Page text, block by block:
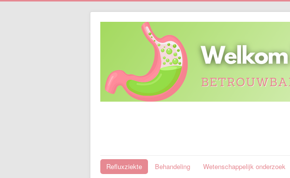
Refluxziekte Behandeling Wetenschappelijk onderzoek